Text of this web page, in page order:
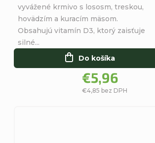
d
u
k
d
u
k
z
5
hviezdičiek.
€4,85 bez DPH
€5,96
Do košíka
vyvážené krmivo s lososm, treskou,
hovädzím a kuracím mäsom.
Obsahujú vitamín D3, ktorý zaisťuje
silné...